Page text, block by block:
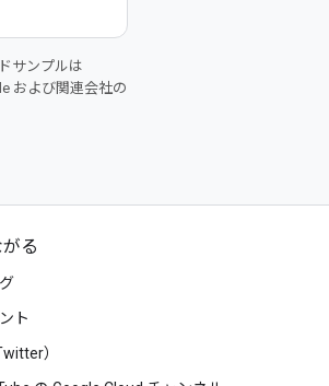
サンプルは
および関連会社の
る
ト
）